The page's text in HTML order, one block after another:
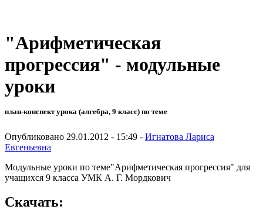
"Арифметическая
прогрессия" - модульные
уроки
план-конспект урока (алгебра, 9 класс) по теме
Опубликовано 29.01.2012 - 15:49 - Игнатова Лариса
Евгеньевна
Модульные уроки по теме"Арифметическая прогрессия" для
учащихся 9 класса УМК А. Г. Мордкович
Скачать: